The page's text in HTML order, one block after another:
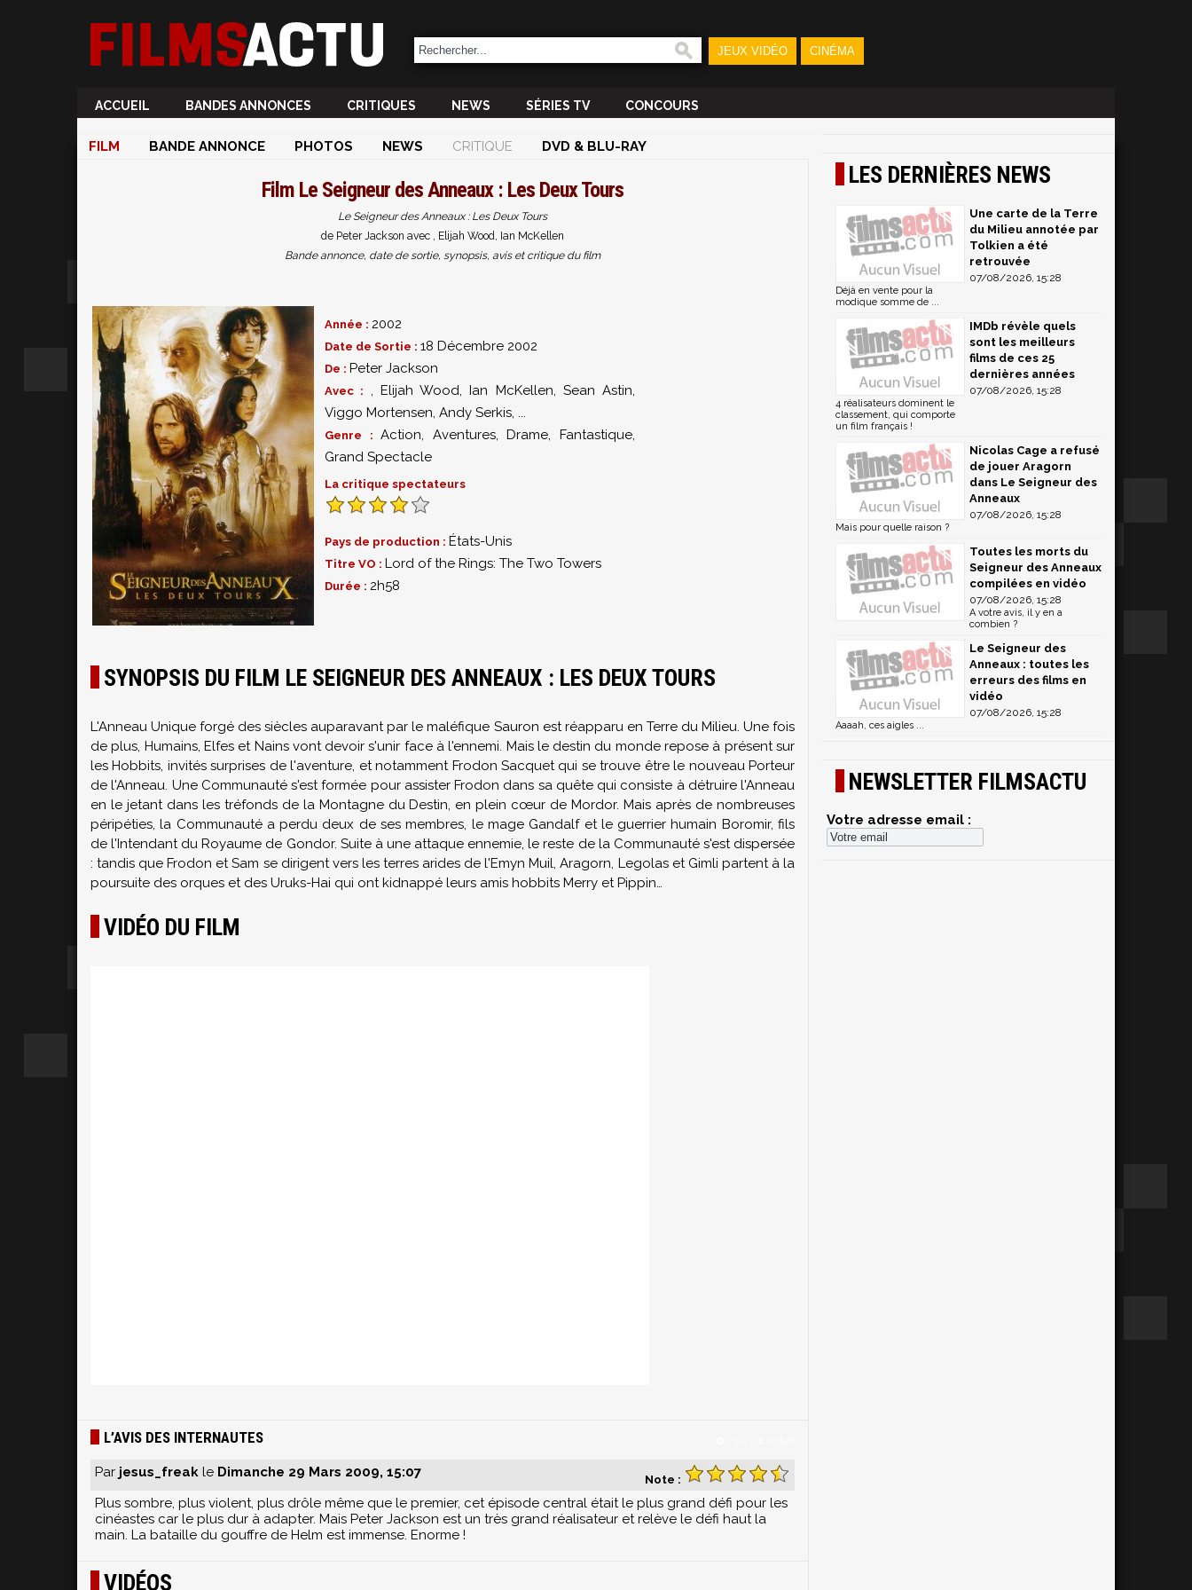
JEUX VIDÉO CINÉMA
ACCUEIL BANDES ANNONCES CRITIQUES NEWS SÉRIES TV CONCOURS
FILM BANDE ANNONCE PHOTOS NEWS CRITIQUE DVD & BLU-RAY
Film Le Seigneur des Anneaux : Les Deux Tours
Le Seigneur des Anneaux : Les Deux Tours
de Peter Jackson avec , Elijah Wood, Ian McKellen
Bande annonce, date de sortie, synopsis, avis et critique du film
Année : 2002
Date de Sortie : 18 Décembre 2002
De : Peter Jackson
Avec : , Elijah Wood,Ian McKellen, Sean Astin,
Viggo Mortensen, Andy Serkis, ...
Genre :Action, Aventures,Drame,Fantastique,
Grand Spectacle
La critique spectateurs
Pays de production : États-Unis
Titre VO : Lord of the Rings: The Two Towers
Durée : 2h58
SYNOPSIS DU FILM LE SEIGNEUR DES ANNEAUX : LES DEUX TOURS
L'Anneau Unique forgé des siècles auparavant par le maléfique Sauron est réapparu en Terre du Milieu. Une fois
de plus, Humains, Elfes et Nains vont devoir s'unir face à l'ennemi. Mais le destin du monde repose à présent sur
les Hobbits, invités surprises de l'aventure, et notamment Frodon Sacquet qui se trouve être le nouveau Porteur
de l'Anneau. Une Communauté s'est formée pour assister Frodon dans sa quête qui consiste à détruire l'Anneau
en le jetant dans les tréfonds de la Montagne du Destin, en plein cœur de Mordor. Mais après de nombreuses
péripéties, la Communauté a perdu deux de ses membres, le mage Gandalf et le guerrier humain Boromir, fils
de l'Intendant du Royaume de Gondor. Suite à une attaque ennemie, le reste de la Communauté s'est dispersée
: tandis que Frodon et Sam se dirigent vers les terres arides de l'Emyn Muil, Aragorn, Legolas et Gimli partent à la
poursuite des orques et des Uruks-Hai qui ont kidnappé leurs amis hobbits Merry et Pippin…
VIDÉO DU FILM
L’AVIS DES INTERNAUTES
Note :
Par jesus_freak le Dimanche 29 Mars 2009, 15:07
Plus sombre, plus violent, plus drôle même que le premier, cet épisode central était le plus grand défi pour les
cinéastes car le plus dur à adapter. Mais Peter Jackson est un très grand réalisateur et relève le défi haut la
main. La bataille du gouffre de Helm est immense. Enorme !
VIDÉOS
LES DERNIÈRES NEWS
Une carte de la Terre
du Milieu annotée par
Tolkien a été
retrouvée
07/08/2026, 15:28
Déjà en vente pour la
modique somme de ...
IMDb révèle quels
sont les meilleurs
films de ces 25
dernières années
07/08/2026, 15:28
4 réalisateurs dominent le
classement, qui comporte
un film français !
Nicolas Cage a refusé
de jouer Aragorn
dans Le Seigneur des
Anneaux
07/08/2026, 15:28
Mais pour quelle raison ?
Toutes les morts du
Seigneur des Anneaux
compilées en vidéo
07/08/2026, 15:28
A votre avis, il y en a
combien ?
Le Seigneur des
Anneaux : toutes les
erreurs des films en
vidéo
07/08/2026, 15:28
Aaaah, ces aigles ...
NEWSLETTER FILMSACTU
Votre adresse email :